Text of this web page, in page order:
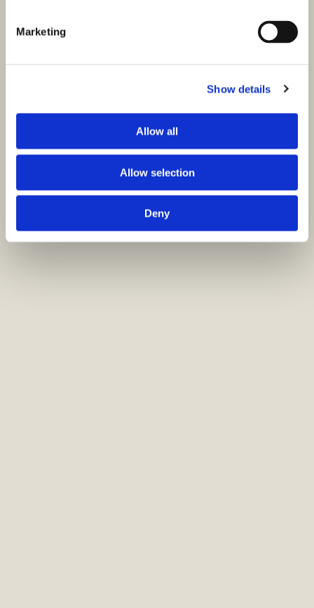
Marketing
Show details
Allow all
Allow selection
Deny